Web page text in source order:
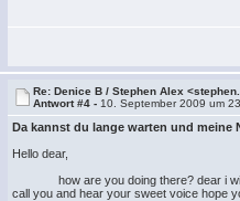
Re: Denice B / Stephen Alex
Antwort #4 - 10. September 2009 um
Da kannst du lange warten und
Hello dear,
how are you doing there? dear i will
call you and hear your sweet voice hope